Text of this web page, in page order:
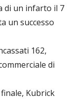
di un infarto il 7
un successo
162,
di
Kubrick